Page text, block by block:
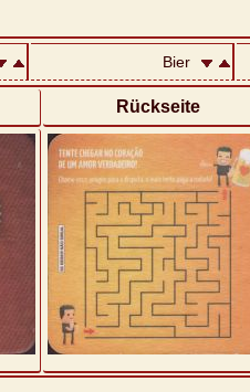
Bier
Rückseite